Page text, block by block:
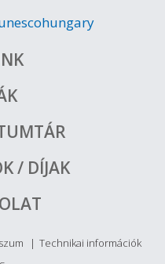
/ DÍJAK
Technikai információk